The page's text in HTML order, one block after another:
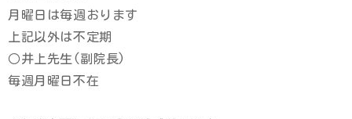
月曜日は毎週おります
上記以外は不定期
○井上先生(副院長)
毎週月曜日不在